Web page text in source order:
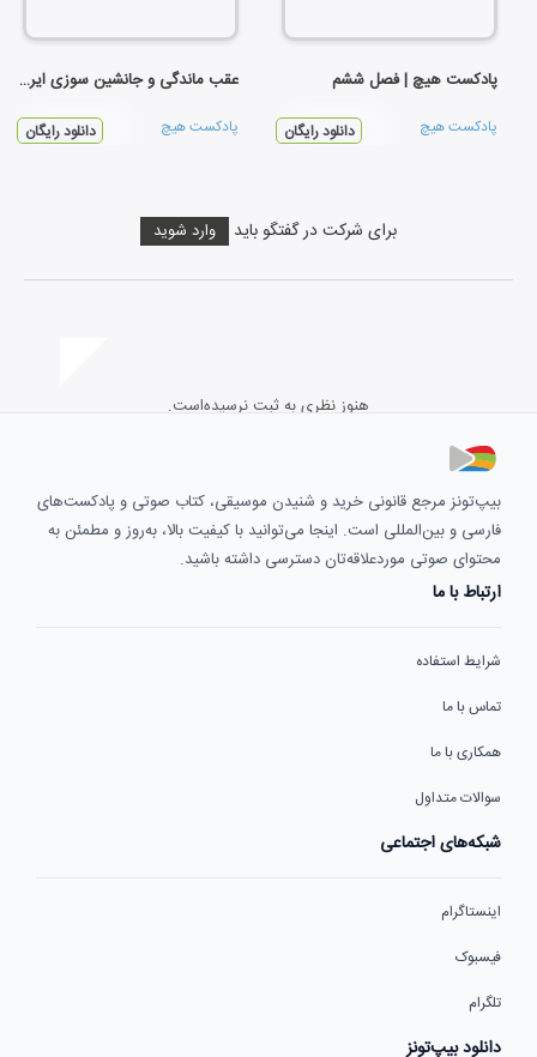
پادکست هیچ | فصل ششم
پادکست هیچ دانلود رایگان
عقب ماندگی و جانشین سوزی ایرانی
پادکست هیچ دانلود رایگان
برای شرکت در گفتگو باید وارد شوید
هنوز نظری به ثبت نرسیده‌است.
بیپ‌تونز مرجع قانونی خرید و شنیدن موسیقی، کتاب صوتی و پادکست‌های
فارسی و بین‌المللی است. اینجا می‌توانید با کیفیت بالا، به‌روز و مطمئن به
محتوای صوتی موردعلاقه‌تان دسترسی داشته باشید.
ارتباط با ما
شرایط استفاده
تماس با ما
همکاری با ما
سوالات متداول
شبکه‌های اجتماعی
اینستاگرام
فیسبوک
تلگرام
دانلود بیپ‌تونز